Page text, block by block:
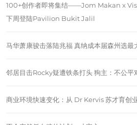
100+创作者即将集结——Jom Makan x
下周登陆Pavilion Bukit Jalil
马华萧康骏击落陆兆福 真纳成本届森州选最
邻居目击Rocky疑遭铁条打头 狗主：不公平
商业环境快速变化：从 Dr Kervis 苏才育创